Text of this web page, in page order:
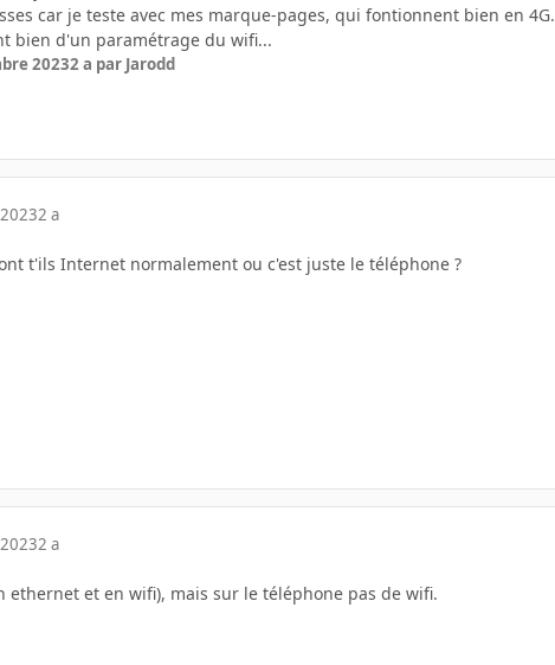
car je teste avec mes marque-pages, qui fontionnent bien en 4G.
bien d'un paramétrage du wifi...
20232 a par Jarodd
2 a
t'ils Internet normalement ou c'est juste le téléphone ?
2 a
ethernet et en wifi), mais sur le téléphone pas de wifi.